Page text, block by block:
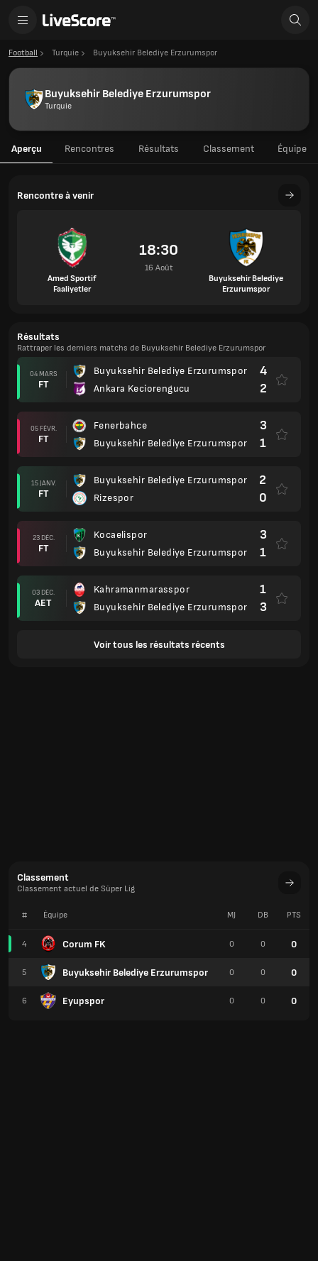
Football Turquie Buyuksehir Belediye Erzurumspor
Buyuksehir Belediye Erzurumspor
Turquie
Aperçu Rencontres Résultats Classement Équipe
Rencontre à venir
Amed Sportif
Faaliyetler
18:30
16 Août
Buyuksehir Belediye
Erzurumspor
Résultats
Rattraper les derniers matchs de Buyuksehir Belediye Erzurumspor
04 MARS
FT
Buyuksehir Belediye Erzurumspor
Ankara Keciorengucu
4
2
05 FÉVR.
FT
Fenerbahce
Buyuksehir Belediye Erzurumspor
3
1
15 JANV.
FT
Buyuksehir Belediye Erzurumspor
Rizespor
2
0
23 DÉC.
FT
Kocaelispor
Buyuksehir Belediye Erzurumspor
3
1
03 DÉC.
AET
Kahramanmarasspor
Buyuksehir Belediye Erzurumspor
1
3
Voir tous les résultats récents
Classement
Classement actuel de Süper Lig
# Équipe
4 Corum FK
5 Buyuksehir Belediye Erzurumspor
6 Eyupspor
MJ DB PTS
0 0 0
0 0 0
0 0 0